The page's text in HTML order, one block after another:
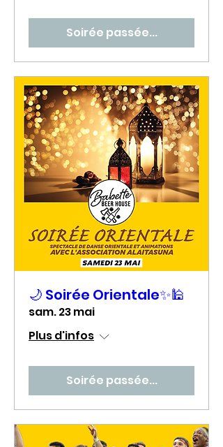
Soirée passée...
🌙 Soirée Orientale✨🕌
sam. 23 mai
Plus d'infos
Soirée passée...